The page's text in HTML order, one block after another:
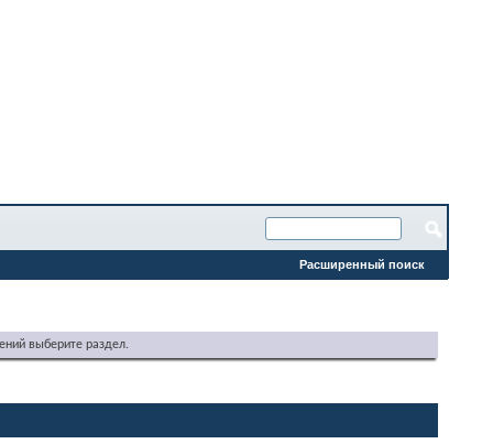
Расширенный поиск
выберите раздел.